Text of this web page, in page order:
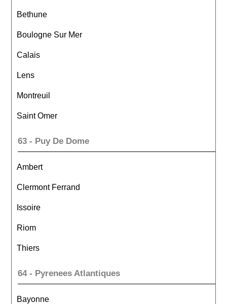
Bethune
Boulogne Sur Mer
Calais
Lens
Montreuil
Saint Omer
63 - Puy De Dome
Ambert
Clermont Ferrand
Issoire
Riom
Thiers
64 - Pyrenees Atlantiques
Bayonne